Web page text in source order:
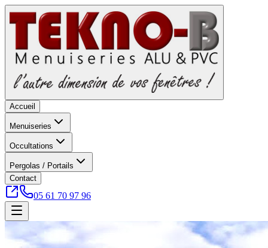
Accueil
Menuiseries
Occultations
Pergolas / Portails
Contact
05 61 70 97 96